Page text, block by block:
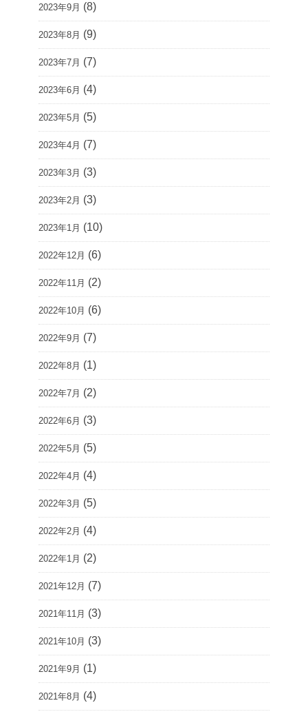
2023年9月 (8)
2023年8月 (9)
2023年7月 (7)
2023年6月 (4)
2023年5月 (5)
2023年4月 (7)
2023年3月 (3)
2023年2月 (3)
2023年1月 (10)
2022年12月 (6)
2022年11月 (2)
2022年10月 (6)
2022年9月 (7)
2022年8月 (1)
2022年7月 (2)
2022年6月 (3)
2022年5月 (5)
2022年4月 (4)
2022年3月 (5)
2022年2月 (4)
2022年1月 (2)
2021年12月 (7)
2021年11月 (3)
2021年10月 (3)
2021年9月 (1)
2021年8月 (4)